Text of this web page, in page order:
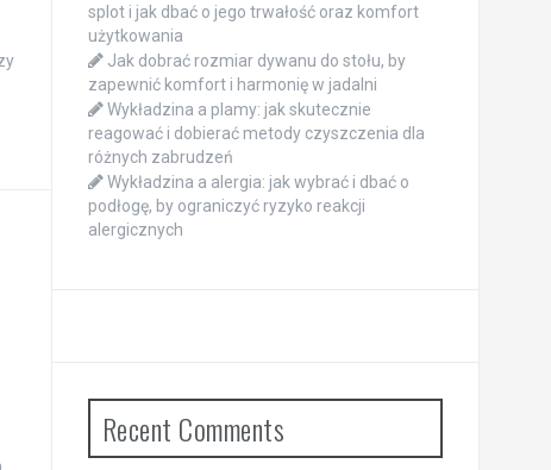
splot i jak dbać o jego trwałość oraz komfort
użytkowania
Jak dobrać rozmiar dywanu do stołu, by
zapewnić komfort i harmonię w jadalni
Wykładzina a plamy: jak skutecznie
reagować i dobierać metody czyszczenia dla
różnych zabrudzeń
Wykładzina a alergia: jak wybrać i dbać o
podłogę, by ograniczyć ryzyko reakcji
alergicznych
Recent Comments